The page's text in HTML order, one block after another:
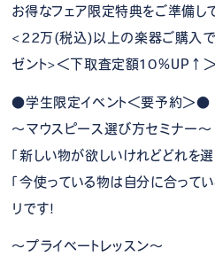
お得なフェア限定特典をご準備して
<22万(税込)以上の楽器ご購入で
ゼント>＜下取査定額10％UP↑＞
●学生限定イベント＜要予約＞●
～マウスピース選び方セミナー～
「新しい物が欲しいけれどどれを
「今使っている物は自分に合ってい
リです！
～プライベートレッスン～